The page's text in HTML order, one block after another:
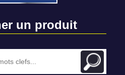
un produit